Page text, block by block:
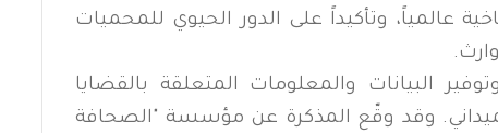
عالمياً، وتأكيداً على الدور الحيوي للمحميات
البيانات والمعلومات المتعلقة بالقضايا
الميداني. وقد وقّع المذكرة عن مؤسسة "الصحافة